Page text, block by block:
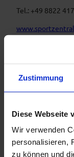
Zustimmung
Diese Webseite
Wir verwenden
personalisieren,
zu können und
Tel.: +49 8822
Anfahrt
A95, B23 Ettal
Parken
Parkplätze Ettal
Ettal